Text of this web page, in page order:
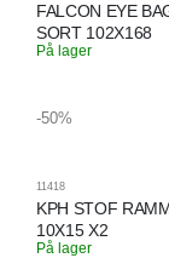
FALCON EYE
SORT 102X168
På lager
-50%
11418
KPH STOF
10X15 X2
På lager